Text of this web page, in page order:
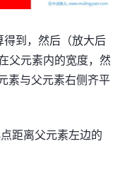
到，然后（放大后
父元素内的宽度，然
素与父元素右侧齐平
距离父元素左边的